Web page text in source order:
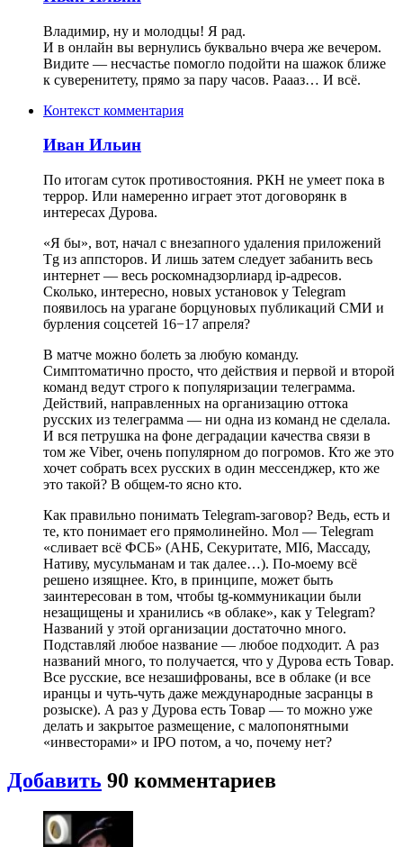
Владимир, ну и молодцы! Я рад.
И в онлайн вы вернулись буквально вчера же вечером.
Видите — несчастье помогло подойти на шажок ближе
к суверенитету, прямо за пару часов. Раааз… И всё.
Контекст комментария
Иван Ильин
По итогам суток противостояния. РКН не умеет пока в
террор. Или намеренно играет этот договорянк в
интересах Дурова.
«Я бы», вот, начал с внезапного удаления приложений
Tg из аппсторов. И лишь затем следует забанить весь
интернет — весь роскомнадзорлиард ip-адресов.
Сколько, интересно, новых установок у Telegram
появилось на урагане борцуновых публикаций СМИ и
бурления соцсетей 16−17 апреля?
В матче можно болеть за любую команду.
Симптоматично просто, что действия и первой и второй
команд ведут строго к популяризации телеграмма.
Действий, направленных на организацию оттока
русских из телеграмма — ни одна из команд не сделала.
И вся петрушка на фоне деградации качества связи в
том же Viber, очень популярном до погромов. Кто же это
хочет собрать всех русских в один мессенджер, кто же
это такой? В общем-то ясно кто.
Как правильно понимать Telegram-заговор? Ведь, есть и
те, кто понимает его прямолинейно. Мол — Telegram
«сливает всё ФСБ» (АНБ, Секуритате, MI6, Массаду,
Нативу, мусульманам и так далее…). По-моему всё
решено изящнее. Кто, в принципе, может быть
заинтересован в том, чтобы tg-коммуникации были
незащищены и хранились «в облаке», как у Telegram?
Названий у этой организации достаточно много.
Подставляй любое название — любое подходит. А раз
названий много, то получается, что у Дурова есть Товар.
Все русские, все незашифрованы, все в облаке (и все
иранцы и чуть-чуть даже международные засранцы в
розыске). А раз у Дурова есть Товар — то можно уже
делать и закрытое размещение, с малопонятными
«инвесторами» и IPO потом, а чо, почему нет?
Добавить 90 комментариев